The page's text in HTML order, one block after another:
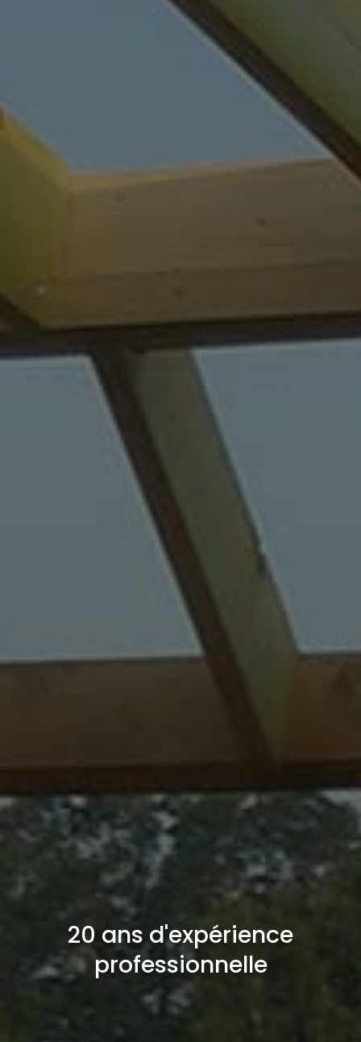
20 ans d'expérience
professionnelle